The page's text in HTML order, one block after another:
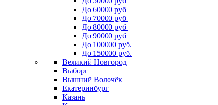
До 60000 руб.
До 70000 руб.
До 80000 руб.
До 90000 руб.
До 100000 руб.
До 150000 руб.
Великий Новгород
Выборг
Вышний Волочёк
Екатеринбург
Казань